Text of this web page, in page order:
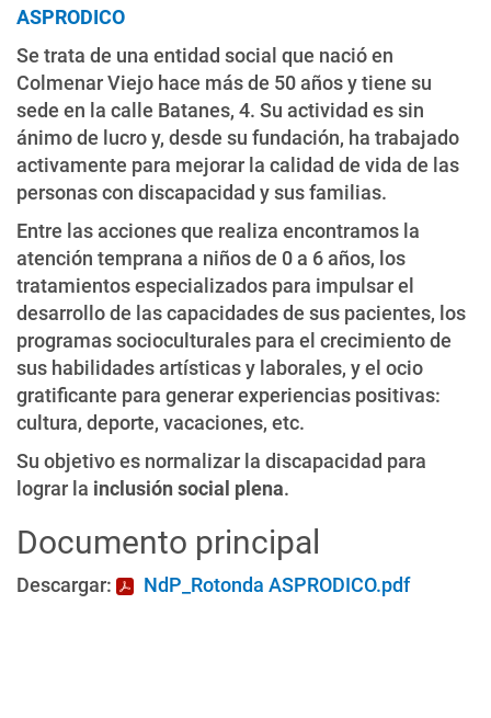
ASPRODICO
Se trata de una entidad social que nació en
Colmenar Viejo hace más de 50 años y tiene su
sede en la calle Batanes, 4. Su actividad es sin
ánimo de lucro y, desde su fundación, ha trabajado
activamente para mejorar la calidad de vida de las
personas con discapacidad y sus familias.
Entre las acciones que realiza encontramos la
atención temprana a niños de 0 a 6 años, los
tratamientos especializados para impulsar el
desarrollo de las capacidades de sus pacientes, los
programas socioculturales para el crecimiento de
sus habilidades artísticas y laborales, y el ocio
gratificante para generar experiencias positivas:
cultura, deporte, vacaciones, etc.
Su objetivo es normalizar la discapacidad para
lograr la inclusión social plena.
Documento principal
Descargar: NdP_Rotonda ASPRODICO.pdf